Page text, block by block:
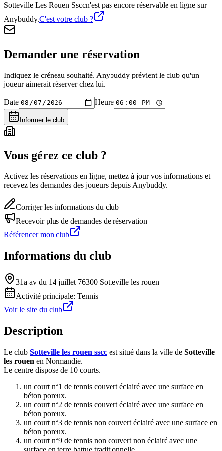
Sotteville Les Rouen Ssccn'est pas encore réservable en ligne sur
Anybuddy.C'est votre club ?
Demander une réservation
Indiquez le créneau souhaité. Anybuddy prévient le club qu'un
joueur aimerait réserver chez lui.
Date Heure
Informer le club
Vous gérez ce club ?
Activez les réservations en ligne, mettez à jour vos informations et
recevez les demandes des joueurs depuis Anybuddy.
Corriger les informations du club
Recevoir plus de demandes de réservation
Référencer mon club
Informations du club
31a av du 14 juillet 76300 Sotteville les rouen
Activité principale: Tennis
Voir le site du club
Description
Le club Sotteville les rouen sscc est situé dans la ville de Sotteville
les rouen en Normandie.
Le centre dispose de 10 courts.
un court n°1 de tennis couvert éclairé avec une surface en
béton poreux.
un court n°2 de tennis couvert éclairé avec une surface en
béton poreux.
un court n°3 de tennis non couvert éclairé avec une surface en
béton poreux.
un court n°9 de tennis non couvert non éclairé avec une
surface en terre battue traditionnelle.